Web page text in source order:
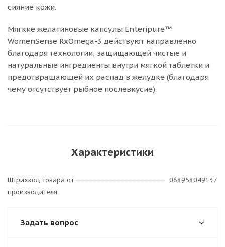
сияние кожи.
Мягкие желатиновые капсулы Enteripure™
WomenSense RxOmega-3 действуют направленно
благодаря технологии, защищающей чистые и
натуральные ингредиенты внутри мягкой таблетки и
предотвращающей их распад в желудке (благодаря
чему отсутствует рыбное послевкусие).
Характеристики
Штрихкод товара от
производителя
068958049137
Задать вопрос